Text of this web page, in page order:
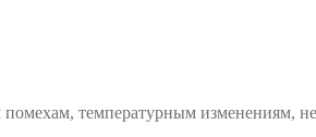
температурным изменениям, не